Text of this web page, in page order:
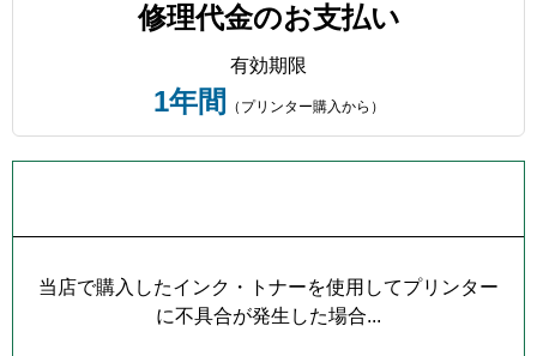
修理代金のお支払い
有効期限
1年間 （プリンター購入から）
当店で購入したインク・トナーを使用してプリンター
に不具合が発生した場合...